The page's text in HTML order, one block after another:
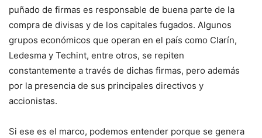
puñado de firmas es responsable de buena parte de la
compra de divisas y de los capitales fugados. Algunos
grupos económicos que operan en el país como Clarín,
Ledesma y Techint, entre otros, se repiten
constantemente a través de dichas firmas, pero además
por la presencia de sus principales directivos y
accionistas.
Si ese es el marco, podemos entender porque se genera